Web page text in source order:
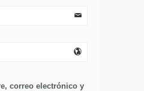
correo electrónico y